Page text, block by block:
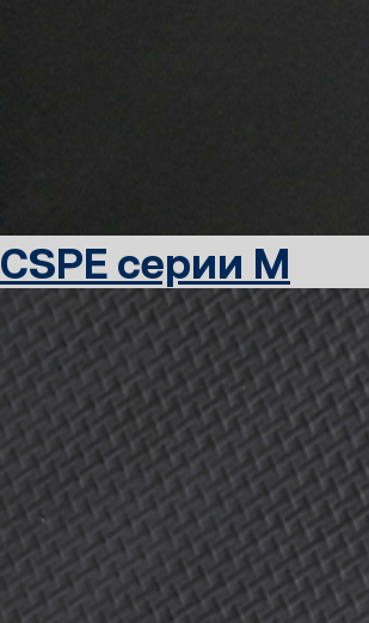
CSPE серии M